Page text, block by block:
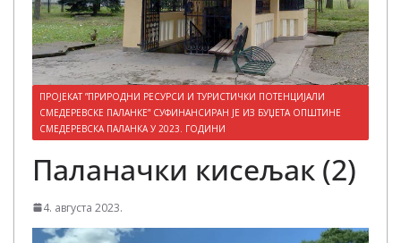
ПРОЈЕКАТ ”ПРИРОДНИ РЕСУРСИ И ТУРИСТИЧКИ ПОТЕНЦИЈАЛИ
СМЕДЕРЕВСКЕ ПАЛАНКЕ” СУФИНАНСИРАН ЈЕ ИЗ БУЏЕТА ОПШТИНЕ
СМЕДЕРЕВСКА ПАЛАНКА У 2023. ГОДИНИ
Паланачки кисељак (2)
4. августа 2023.